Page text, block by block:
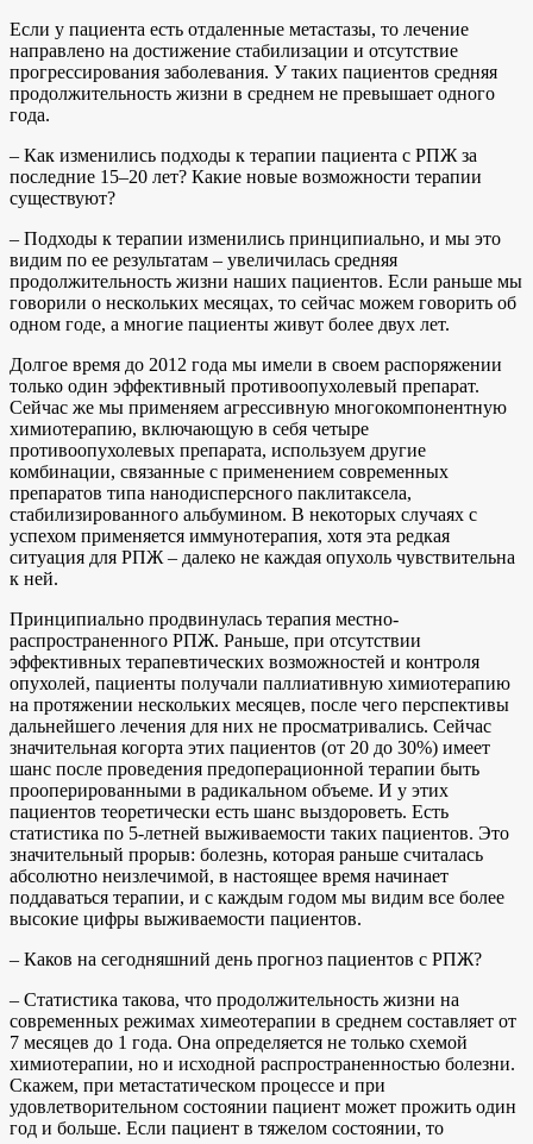
Если у пациента есть отдаленные метастазы, то лечение
направлено на достижение стабилизации и отсутствие
прогрессирования заболевания. У таких пациентов средняя
продолжительность жизни в среднем не превышает одного
года.
– Как изменились подходы к терапии пациента с РПЖ за
последние 15–20 лет? Какие новые возможности терапии
существуют?
– Подходы к терапии изменились принципиально, и мы это
видим по ее результатам – увеличилась средняя
продолжительность жизни наших пациентов. Если раньше мы
говорили о нескольких месяцах, то сейчас можем говорить об
одном годе, а многие пациенты живут более двух лет.
Долгое время до 2012 года мы имели в своем распоряжении
только один эффективный противоопухолевый препарат.
Сейчас же мы применяем агрессивную многокомпонентную
химиотерапию, включающую в себя четыре
противоопухолевых препарата, используем другие
комбинации, связанные с применением современных
препаратов типа нанодисперсного паклитаксела,
стабилизированного альбумином. В некоторых случаях с
успехом применяется иммунотерапия, хотя эта редкая
ситуация для РПЖ – далеко не каждая опухоль чувствительна
к ней.
Принципиально продвинулась терапия местно-
распространенного РПЖ. Раньше, при отсутствии
эффективных терапевтических возможностей и контроля
опухолей, пациенты получали паллиативную химиотерапию
на протяжении нескольких месяцев, после чего перспективы
дальнейшего лечения для них не просматривались. Сейчас
значительная когорта этих пациентов (от 20 до 30%) имеет
шанс после проведения предоперационной терапии быть
прооперированными в радикальном объеме. И у этих
пациентов теоретически есть шанс выздороветь. Есть
статистика по 5-летней выживаемости таких пациентов. Это
значительный прорыв: болезнь, которая раньше считалась
абсолютно неизлечимой, в настоящее время начинает
поддаваться терапии, и с каждым годом мы видим все более
высокие цифры выживаемости пациентов.
– Каков на сегодняшний день прогноз пациентов с РПЖ?
– Статистика такова, что продолжительность жизни на
современных режимах химеотерапии в среднем составляет от
7 месяцев до 1 года. Она определяется не только схемой
химиотерапии, но и исходной распространенностью болезни.
Скажем, при метастатическом процессе и при
удовлетворительном состоянии пациент может прожить один
год и больше. Если пациент в тяжелом состоянии, то